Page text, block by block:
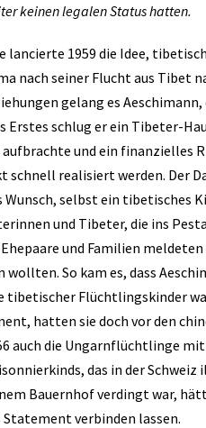
keinen legalen Status hatten.
1959 die Idee,
nach seiner Flucht aus Tibet
gelang es
Erstes schlug er ein Tibeter-
und ein finanzielles
schnell realisiert werden. Der
selbst ein tibetisches
und Tibeter, die ins
und Familien
wollten. So kam es, dass
tibetischer Flüchtlingskinder
hatten sie doch vor den
auch die Ungarnflüchtlinge
das in der
Bauernhof verdingt war,
verbinden lassen.